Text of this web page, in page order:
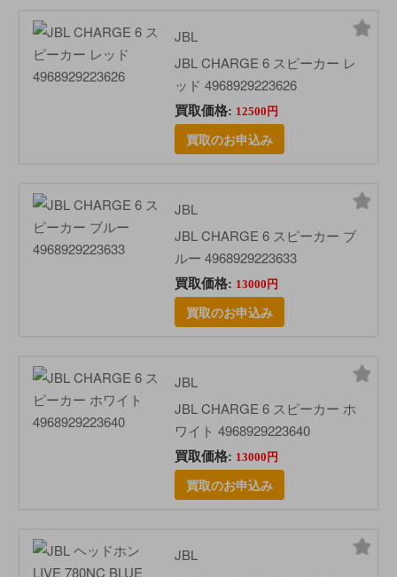
JBL
JBL CHARGE 6 スピーカー レ
ッド 4968929223626
買取価格: 12500円
買取のお申込み
JBL
JBL CHARGE 6 スピーカー ブ
ルー 4968929223633
買取価格: 13000円
買取のお申込み
JBL
JBL CHARGE 6 スピーカー ホ
ワイト 4968929223640
買取価格: 13000円
買取のお申込み
JBL